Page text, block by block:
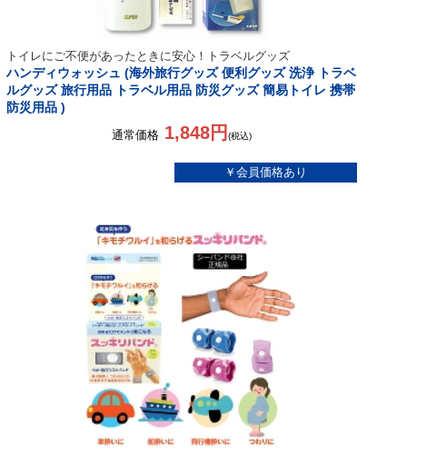
トイレにご不便があったときに安心！トラベルグッズ
ハンディウォッシュ (海外旅行グッズ 便利グッズ 洗浄 トラベ
ルグッズ 旅行用品 トラベル用品 防災グッズ 簡易トイレ 携帯
防災用品 )
通常価格 1,848円(税込)